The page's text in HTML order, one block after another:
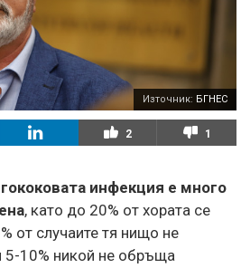
Източник: БГНЕС
2 1
инфекция е много
, като до 20% от хората се
от случаите тя нищо не
5-10% никой не обръща